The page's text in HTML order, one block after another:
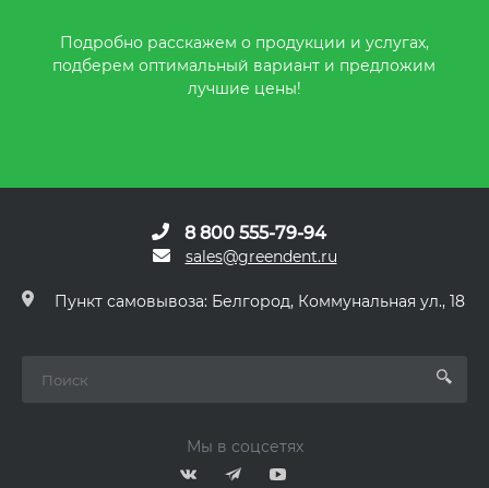
Подробно расскажем о продукции и услугах,
подберем оптимальный вариант и предложим
лучшие цены!
8 800 555-79-94
sales@greendent.ru
Пункт самовывоза: Белгород, Коммунальная ул., 18
Мы в соцсетях